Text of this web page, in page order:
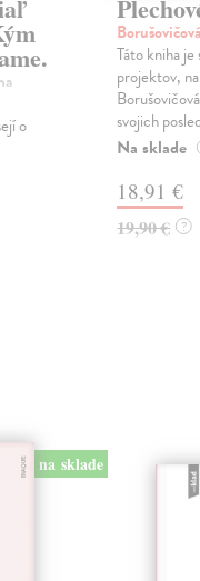
o
Táto kniha
projektov,
svojich
Na sklade
18,91 €
19,90 € ?
na sklade